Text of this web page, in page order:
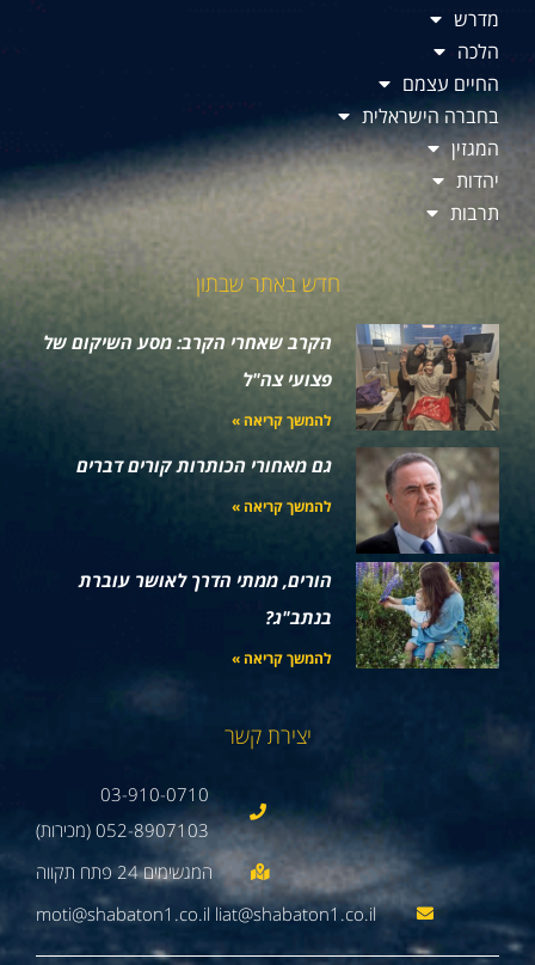
מדרש
הלכה
החיים עצמם
בחברה הישראלית
המגזין
יהדות
תרבות
חדש באתר שבתון
הקרב שאחרי הקרב: מסע השיקום של
פצועי צה"ל
להמשך קריאה »
גם מאחורי הכותרות קורים דברים
להמשך קריאה »
הורים, ממתי הדרך לאושר עוברת
בנתב"ג?
להמשך קריאה »
יצירת קשר
03-910-0710
052-8907103 (מכירות)
moti@shabaton1.co.il liat@shabaton1.co.il